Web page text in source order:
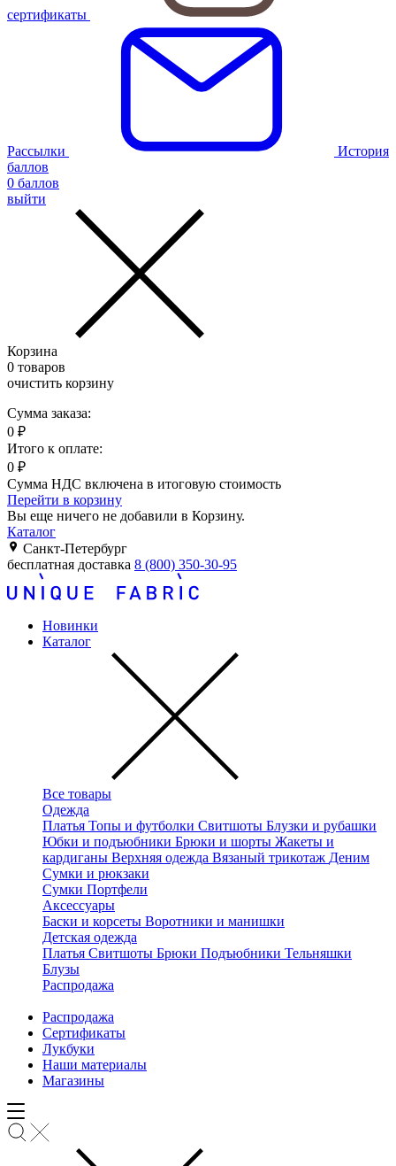
сертификаты
Рассылки
История
баллов
0 баллов
выйти
Корзина
0 товаров
очистить корзину
Сумма заказа:
0 ₽
Итого к оплате:
0 ₽
Сумма НДС включена в итоговую стоимость
Перейти в корзину
Вы еще ничего не добавили в Корзину.
Каталог
Санкт-Петербург
бесплатная доставка 8 (800) 350-30-95
Новинки
Каталог
Все товары
Одежда
Платья Топы и футболки Свитшоты Блузки и рубашки
Юбки и подъюбники Брюки и шорты Жакеты и
кардиганы Верхняя одежда Вязаный трикотаж Деним
Сумки и рюкзаки
Сумки Портфели
Аксессуары
Баски и корсеты Воротники и манишки
Детская одежда
Платья Свитшоты Брюки Подъюбники Тельняшки
Блузы
Распродажа
Распродажа
Сертификаты
Лукбуки
Наши материалы
Магазины